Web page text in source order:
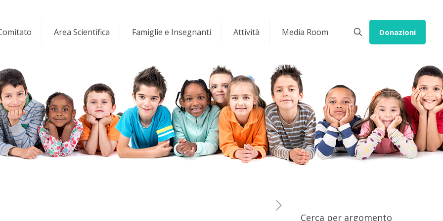
Area Scientifica Famiglie e Insegnanti Attività Media Room Donazioni
Cerca per argomento